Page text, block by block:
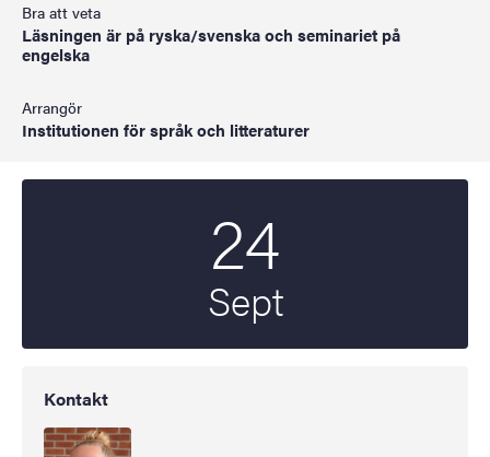
Bra att veta
Läsningen är på ryska/svenska och seminariet på
engelska
Arrangör
Institutionen för språk och litteraturer
24
Sept
Kontakt